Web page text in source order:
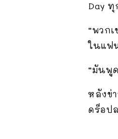
Day
“พวก
ในแฟ
“มันพู
หลังข่
ดร็อป